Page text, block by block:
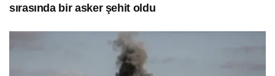
sırasında bir asker şehit oldu